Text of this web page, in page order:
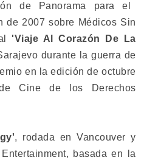
de Panorama para el
de 2007 sobre Médicos Sin
'Viaje Al Corazón De La
durante la guerra de
en la edición de octubre
Cine de los Derechos
, rodada en Vancouver y
basada en la